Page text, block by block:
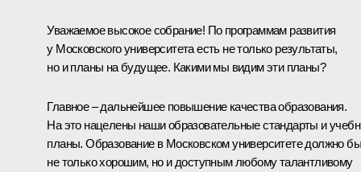
Уважаемое высокое собрание! По программам развития
у Московского университета есть не только результаты,
но и планы на будущее. Какими мы видим эти планы?
Главное – дальнейшее повышение качества образования.
На это нацелены наши образовательные стандарты и
планы. Образование в Московском университете должно
не только хорошим, но и доступным любому талантливому